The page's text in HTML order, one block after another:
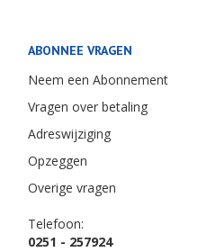
ABONNEE VRAGEN
Neem een Abonnement
Vragen over betaling
Adreswijziging
Opzeggen
Overige vragen
Telefoon:
0251 - 257924